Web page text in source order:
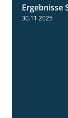
Ergebnisse
30.11.2025